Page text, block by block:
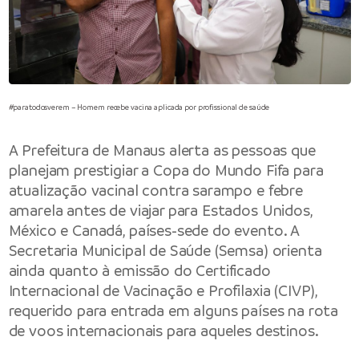
#paratodosverem – Homem recebe vacina aplicada por profissional de saúde
A Prefeitura de Manaus alerta as pessoas que
planejam prestigiar a Copa do Mundo Fifa para
atualização vacinal contra sarampo e febre
amarela antes de viajar para Estados Unidos,
México e Canadá, países-sede do evento. A
Secretaria Municipal de Saúde(Semsa) orienta
ainda quanto à emissão do Certificado
Internacional de Vacinação e Profilaxia (CIVP),
requerido para entrada em alguns países na rota
de voos internacionais para aqueles destinos.